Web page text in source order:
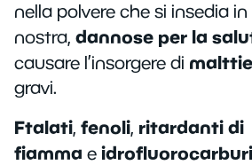
nella polvere che si insedia
nostra, dannose per la
causare l’insorgere di malttie
gravi.
Ftalati, fenoli, ritardanti di
fiamma e idrofluorocarburi